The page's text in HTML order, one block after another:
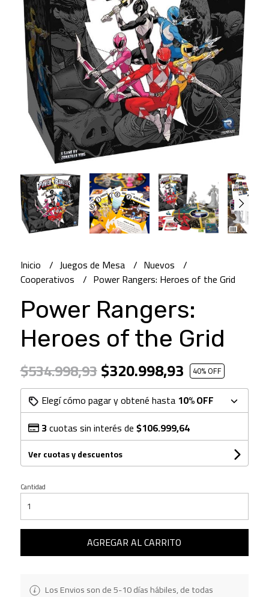
Inicio Juegos de Mesa
Nuevos
Cooperativos
Power Rangers: Heroes of the Grid
Power Rangers:
Heroes of the Grid
$534.998,93$320.998,93 40% OFF
Elegí cómo pagar y obtené hasta 10% OFF
3cuotas sin interés de$106.999,64
Ver cuotas y descuentos
Cantidad
AGREGAR AL CARRITO
Los Envios son de 5-10 días hábiles, de todas